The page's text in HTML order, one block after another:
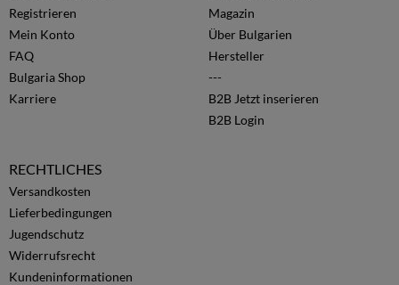
Registrieren
Mein Konto
FAQ
Bulgaria Shop
Karriere
Magazin
Über Bulgarien
Hersteller
---
B2B Jetzt inserieren
B2B Login
RECHTLICHES
Versandkosten
Lieferbedingungen
Jugendschutz
Widerrufsrecht
Kundeninformationen